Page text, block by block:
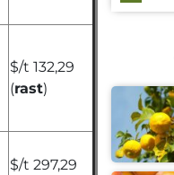
$/t 132,29
(rast)
$/t 297,29